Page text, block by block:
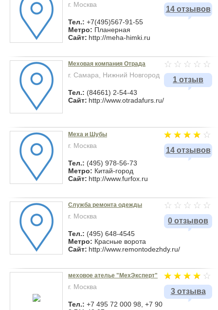
14 отзывов
г. Москва
Тел.: +7(495)567-91-55
Метро: Планерная
Сайт: http://meha-himki.ru
1 отзыв
Меховая компания Отрада
г. Самара, Нижний Новгород
Тел.: (84661) 2-54-43
Сайт: http://www.otradafurs.ru/
14 отзывов
Меха и Шубы
г. Москва
Тел.: (495) 978-56-73
Метро: Китай-город
Сайт: http://www.furfox.ru
0 отзывов
Служба ремонта одежды
г. Москва
Тел.: (495) 648-4545
Метро: Красные ворота
Сайт: http://www.remontodezhdy.ru/
3 отзыва
меховое ателье "МехЭксперт"
г. Москва
Тел.: +7 495 72 000 98, +7 90